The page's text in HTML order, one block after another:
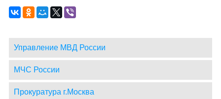
Управление МВД России
МЧС России
Прокуратура г.Москва